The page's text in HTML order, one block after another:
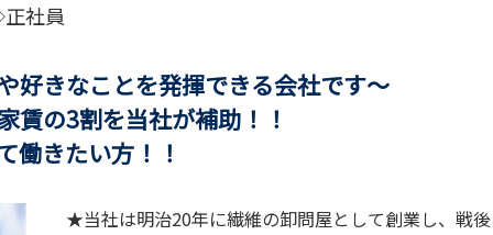
社員
とを発揮できる会社です～
割を当社が補助！！
たい方！！
★当社は明治20年に繊維の卸問屋として創業し、戦後